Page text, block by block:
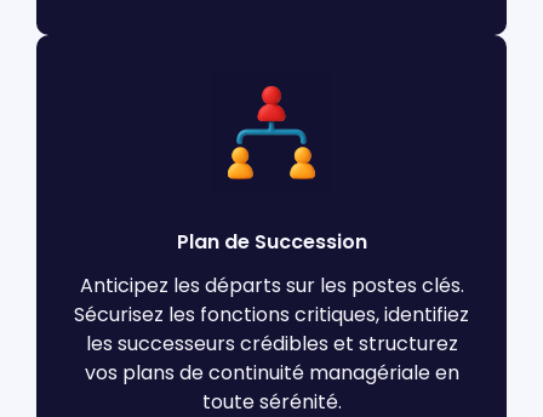
Plan de Succession
Anticipez les départs sur les postes clés.
Sécurisez les fonctions critiques, identifiez
les successeurs crédibles et structurez
vos plans de continuité managériale en
toute sérénité.